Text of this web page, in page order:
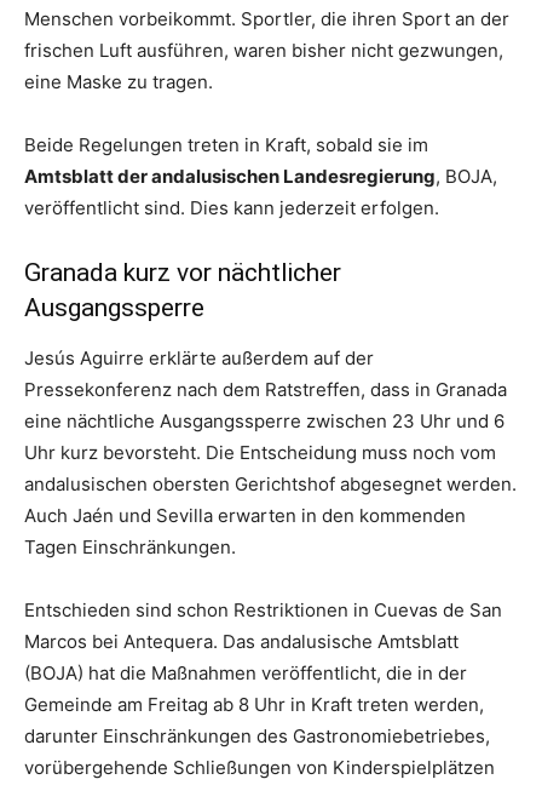
Menschen vorbeikommt. Sportler, die ihren Sport an der
frischen Luft ausführen, waren bisher nicht gezwungen,
eine Maske zu tragen.
Beide Regelungen treten in Kraft, sobald sie im
Amtsblatt der andalusischen Landesregierung, BOJA,
veröffentlicht sind. Dies kann jederzeit erfolgen.
Granada kurz vor nächtlicher
Ausgangssperre
Jesús Aguirre erklärte außerdem auf der
Pressekonferenz nach dem Ratstreffen, dass in Granada
eine nächtliche Ausgangssperre zwischen 23 Uhr und 6
Uhr kurz bevorsteht. Die Entscheidung muss noch vom
andalusischen obersten Gerichtshof abgesegnet werden.
Auch Jaén und Sevilla erwarten in den kommenden
Tagen Einschränkungen.
Entschieden sind schon Restriktionen in Cuevas de San
Marcos bei Antequera. Das andalusische Amtsblatt
(BOJA) hat die Maßnahmen veröffentlicht, die in der
Gemeinde am Freitag ab 8 Uhr in Kraft treten werden,
darunter Einschränkungen des Gastronomiebetriebes,
vorübergehende Schließungen von Kinderspielplätzen